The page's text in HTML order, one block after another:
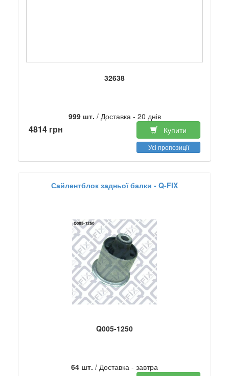
32638
999 шт. / Доставка - 20 днів
4814 грн Купити
Усі пропозиції
Сайлентблок задньої балки - Q-FIX
Q005-1250
64 шт. / Доставка - завтра